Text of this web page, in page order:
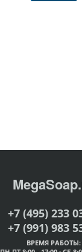
+7 (495) 233
+7 (991) 983
ВРЕМЯ РАБОТЫ: